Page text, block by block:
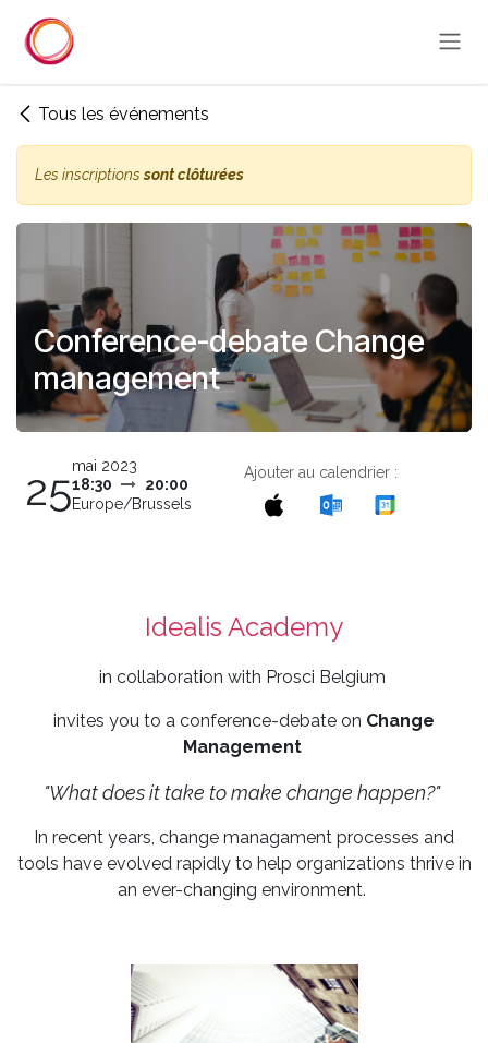
Tous les événements
Les inscriptionssont clôturées
Conference-debate Change
management
25mai 2023
18:30
20:00
Europe/Brussels
Ajouter au calendrier :
Idealis Academy
in collaboration with Prosci Belgium
invites you to a conference-debate on Change
Management
"What does it take to make change happen?"
In recent years, change managament processes and
tools have evolved rapidly to help organizations thrive in
an ever-changing environment.